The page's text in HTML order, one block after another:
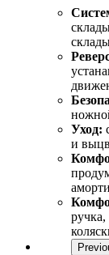
Уход:
и